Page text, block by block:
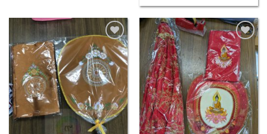
Add to
Wishlist
Add to
Wishlist